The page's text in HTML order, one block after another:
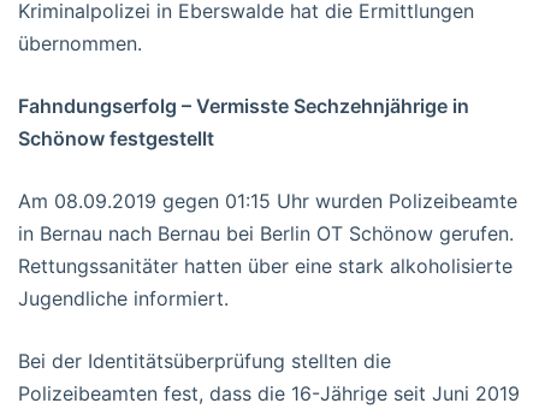
Kriminalpolizei in Eberswalde hat die Ermittlungen
übernommen.
Fahndungserfolg – Vermisste Sechzehnjährige in
Schönow festgestellt
Am 08.09.2019 gegen 01:15 Uhr wurden Polizeibeamte
in Bernau nach Bernau bei Berlin OT Schönow gerufen.
Rettungssanitäter hatten über eine stark alkoholisierte
Jugendliche informiert.
Bei der Identitätsüberprüfung stellten die
Polizeibeamten fest, dass die 16-Jährige seit Juni 2019